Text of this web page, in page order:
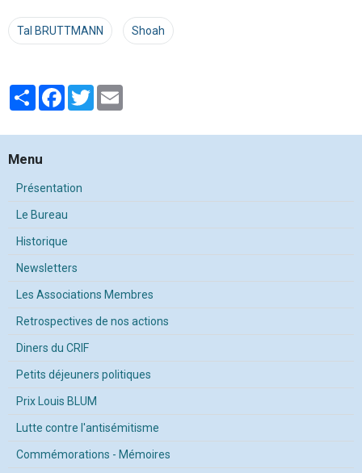
Tal BRUTTMANN Shoah
PartagerFacebook
Twitter
Menu
Présentation
Le Bureau
Historique
Newsletters
Les Associations Membres
Retrospectives de nos actions
Diners du CRIF
Petits déjeuners politiques
Prix Louis BLUM
Lutte contre l'antisémitisme
Commémorations - Mémoires